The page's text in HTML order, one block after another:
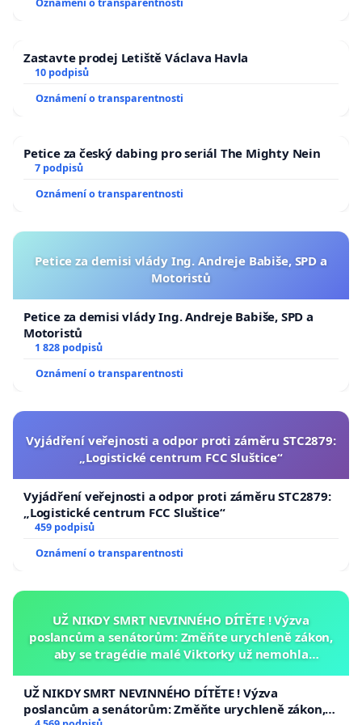
Oznámení o transparentnosti
Zastavte prodej Letiště Václava Havla
10 podpisů
Oznámení o transparentnosti
Petice za český dabing pro seriál The Mighty Nein
7 podpisů
Oznámení o transparentnosti
Petice za demisi vlády Ing. Andreje Babiše, SPD a
Motoristů
Petice za demisi vlády Ing. Andreje Babiše, SPD a
Motoristů
1 828 podpisů
Oznámení o transparentnosti
Vyjádření veřejnosti a odpor proti záměru STC2879:
„Logistické centrum FCC Sluštice“
Vyjádření veřejnosti a odpor proti záměru STC2879:
„Logistické centrum FCC Sluštice“
459 podpisů
Oznámení o transparentnosti
UŽ NIKDY SMRT NEVINNÉHO DÍTĚTE ! Výzva
poslancům a senátorům: Změňte urychleně zákon,
aby se tragédie malé Viktorky už nemohla
UŽ NIKDY SMRT NEVINNÉHO DÍTĚTE ! Výzva
poslancům a senátorům: Změňte urychleně zákon,